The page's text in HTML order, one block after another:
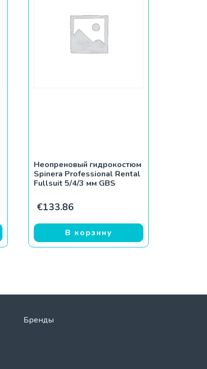
Неопреновый гидрокостюм
Spinera Professional Rental
Fullsuit 5/4/3 мм GBS
€133.86
В корзину
Бренды